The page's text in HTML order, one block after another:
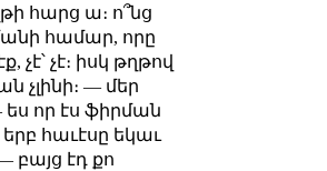
հարց ա։ ո՞նց
համար, որը
չէ։ իսկ թղթով
չլինի։ — մեր
ես որ էս ֆիրման
հաւէսը եկաւ
բայց էդ քո